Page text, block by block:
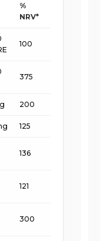
%
NRV*
100
375
200
125
136
121
300